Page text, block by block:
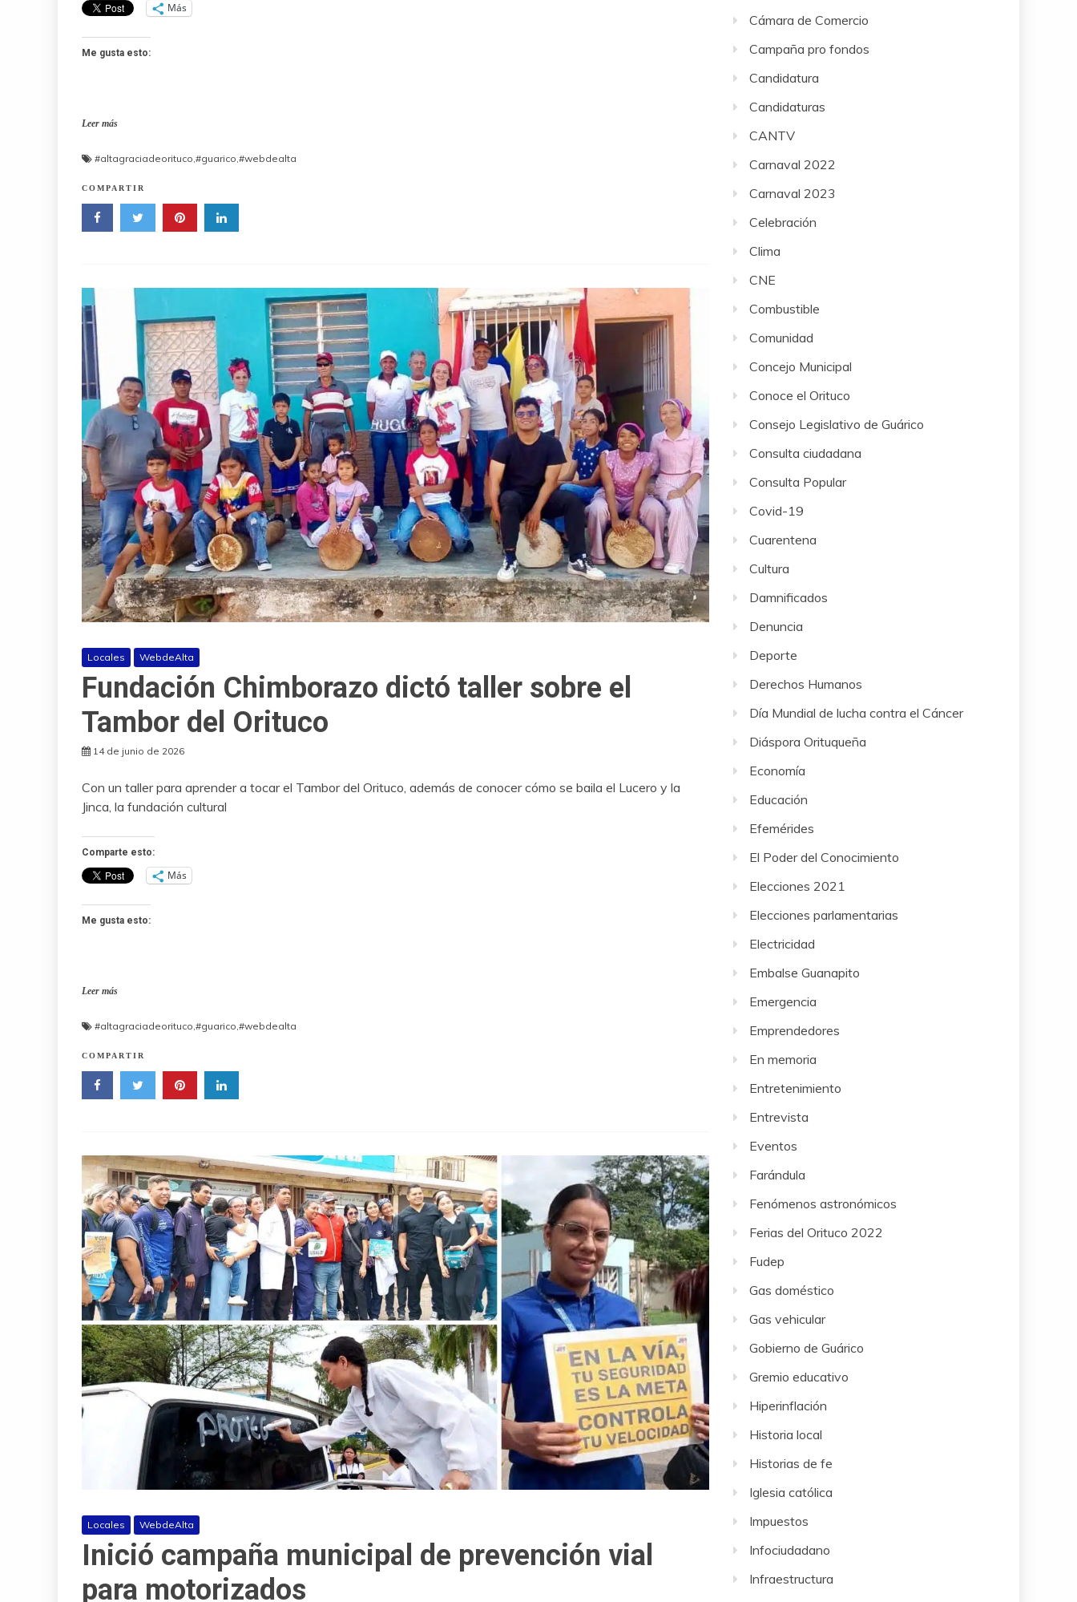
Más
Me gusta esto:
Leer más
#altagraciadeorituco #guarico #webdealta
COMPARTIR
Locales WebdeAlta
Fundación Chimborazo dictó taller sobre el
Tambor del Orituco
14 de junio de 2026
Con un taller para aprender a tocar el Tambor del Orituco, además de conocer cómo se baila el Lucero y la
Jinca, la fundación cultural
Comparte esto:
Más
Me gusta esto:
Leer más
#altagraciadeorituco #guarico #webdealta
COMPARTIR
Locales WebdeAlta
Inició campaña municipal de prevención vial
para motorizados
Cámara de Comercio
Campaña pro fondos
Candidatura
Candidaturas
CANTV
Carnaval 2022
Carnaval 2023
Celebración
Clima
CNE
Combustible
Comunidad
Concejo Municipal
Conoce el Orituco
Consejo Legislativo de Guárico
Consulta ciudadana
Consulta Popular
Covid-19
Cuarentena
Cultura
Damnificados
Denuncia
Deporte
Derechos Humanos
Día Mundial de lucha contra el Cáncer
Diáspora Orituqueña
Economía
Educación
Efemérides
El Poder del Conocimiento
Elecciones 2021
Elecciones parlamentarias
Electricidad
Embalse Guanapito
Emergencia
Emprendedores
En memoria
Entretenimiento
Entrevista
Eventos
Farándula
Fenómenos astronómicos
Ferias del Orituco 2022
Fudep
Gas doméstico
Gas vehicular
Gobierno de Guárico
Gremio educativo
Hiperinflación
Historia local
Historias de fe
Iglesia católica
Impuestos
Infociudadano
Infraestructura